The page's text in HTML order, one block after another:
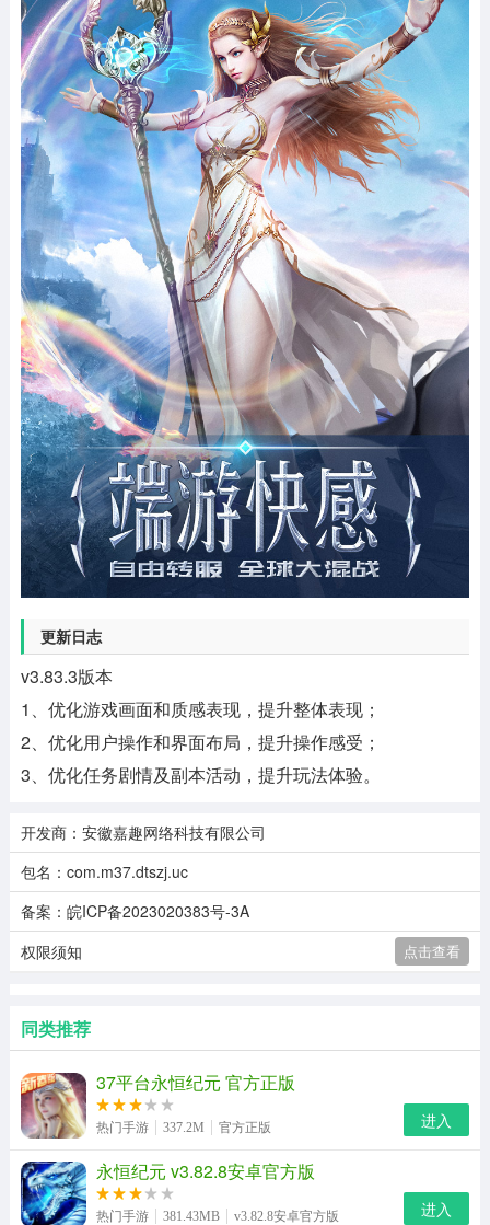
更新日志
v3.83.3版本
1、优化游戏画面和质感表现，提升整体表现；
2、优化用户操作和界面布局，提升操作感受；
3、优化任务剧情及副本活动，提升玩法体验。
开发商：安徽嘉趣网络科技有限公司
包名：com.m37.dtszj.uc
备案：皖ICP备2023020383号-3A
权限须知
点击查看
同类推荐
37平台永恒纪元 官方正版
热门手游 337.2M 官方正版 进入
永恒纪元 v3.82.8安卓官方版
热门手游 381.43MB v3.82.8安卓官方版 进入